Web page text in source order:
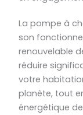
La pompe à
son
renouvelable
réduire
votre
planète, tout
énergétique